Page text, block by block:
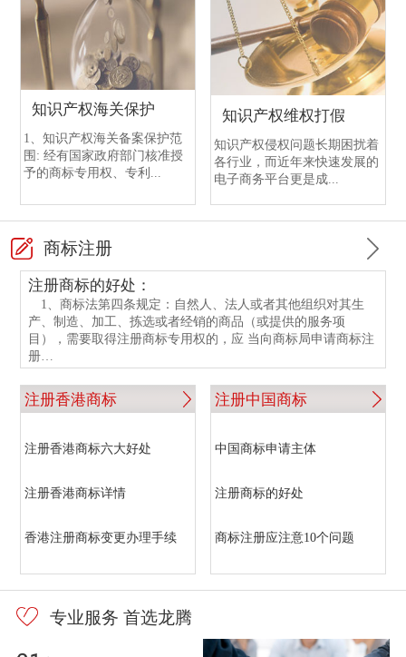
香港中国银行开户
香港中行与国内中行开户的不同点
中国银行开户手续
中银香港银行开户所需文件
香港渣打银行与国内渣打银行区别
渣打银行开户流程
香港渣打银行与国内渣打银行开户情况
香港渣打银行开户指南
渣打银行开户资料
恒生银行开户
香港恒生银行介绍
知识产权海关保护
1、知识产权海关备案保护范
围: 经有国家政府部门核准授
予的商标专用权、专利...
知识产权维权打假
知识产权侵权问题长期困扰着
各行业，而近年来快速发展的
电子商务平台更是成...
商标注册
注册商标的好处：
1、商标法第四条规定：自然人、法人或者其他组织对其生
产、制造、加工、拣选或者经销的商品（或提供的服务项
目），需要取得注册商标专用权的，应 当向商标局申请商标注
册…
注册香港商标
注册香港商标六大好处
注册香港商标详情
香港注册商标变更办理手续
注册中国商标
中国商标申请主体
注册商标的好处
商标注册应注意10个问题
专业服务 首选龙腾